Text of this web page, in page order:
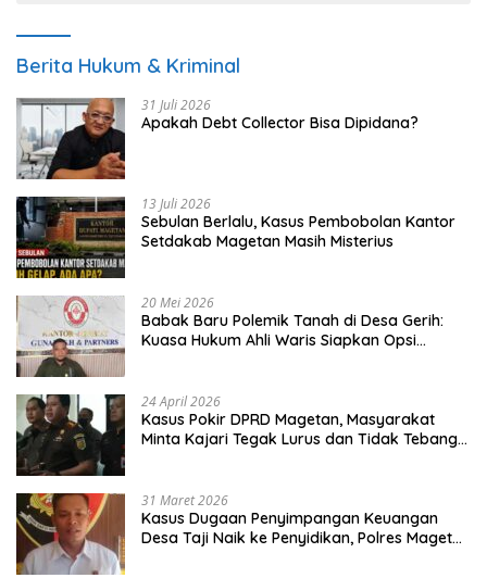
Berita Hukum & Kriminal
31 Juli 2026
Apakah Debt Collector Bisa Dipidana?
13 Juli 2026
Sebulan Berlalu, Kasus Pembobolan Kantor
Setdakab Magetan Masih Misterius
20 Mei 2026
Babak Baru Polemik Tanah di Desa Gerih:
Kuasa Hukum Ahli Waris Siapkan Opsi
24 April 2026
Kasus Pokir DPRD Magetan, Masyarakat
Minta Kajari Tegak Lurus dan Tidak Tebang
31 Maret 2026
Kasus Dugaan Penyimpangan Keuangan
Desa Taji Naik ke Penyidikan, Polres Magetan